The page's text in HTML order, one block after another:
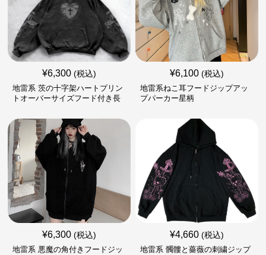
¥6,300 (税込)
地雷系 茨の十字架ハートプリン
トオーバーサイズフード付き長
¥6,100 (税込)
地雷系ねこ耳フードジップアッ
プパーカー星柄
¥6,300 (税込)
地雷系 悪魔の角付きフードジッ
¥4,660 (税込)
地雷系 髑髏と薔薇の刺繍ジップ